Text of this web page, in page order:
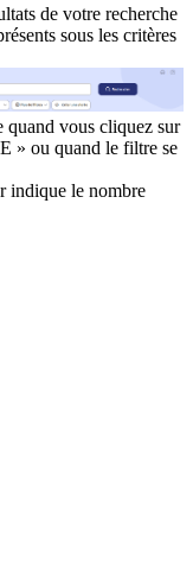
de votre recherche
sous les critères
quand vous cliquez sur
» ou quand le filtre se
indique le nombre